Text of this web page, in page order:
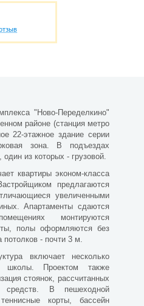
"Ново-Переделкино"
районе (станция метро
22-этажное здание серии
зона. В подъездах
из которых - грузовой.
квартиры эконом-класса
предлагаются
увеличенными
Апартаменты сдаются
монтируются
полы оформляются без
потолков - почти 3 м.
включает несколько
Проектом также
стоянок, рассчитанных
средств. В пешеходной
корты, бассейн